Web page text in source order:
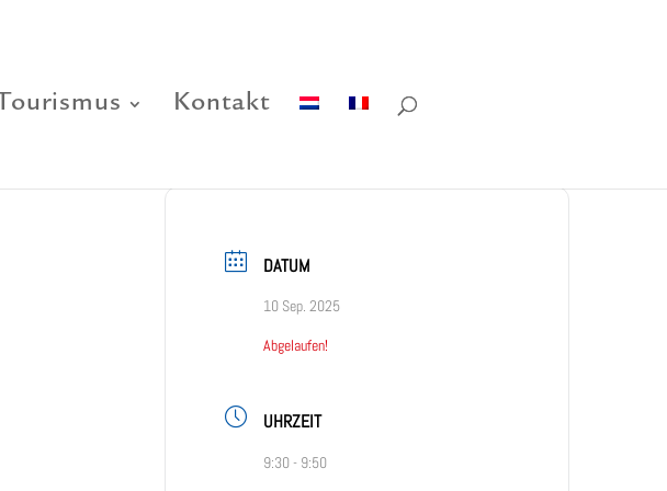
Tourismus Kontakt
DATUM
10 Sep. 2025
Abgelaufen!
UHRZEIT
9:30 - 9:50